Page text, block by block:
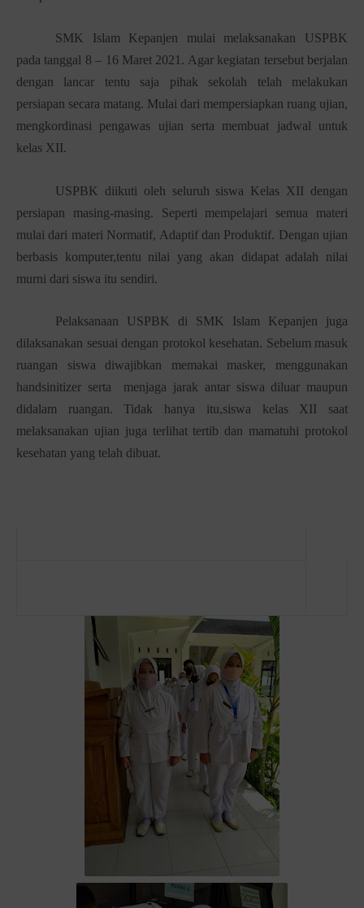
SMK Islam Kepanjen mulai melaksanakan USPBK
pada tanggal 8 – 16 Maret 2021. Agar kegiatan tersebut berjalan
dengan lancar tentu saja pihak sekolah telah melakukan
persiapan secara matang. Mulai dari mempersiapkan ruang ujian,
mengkordinasi pengawas ujian serta membuat jadwal untuk
kelas XII.
USPBK diikuti oleh seluruh siswa Kelas XII dengan
persiapan masing-masing. Seperti mempelajari semua materi
mulai dari materi Normatif, Adaptif dan Produktif. Dengan ujian
berbasis komputer,tentu nilai yang akan didapat adalah nilai
murni dari siswa itu sendiri.
Pelaksanaan USPBK di SMK Islam Kepanjen juga
dilaksanakan sesuai dengan protokol kesehatan. Sebelum masuk
ruangan siswa diwajibkan memakai masker, menggunakan
handsinitizer serta menjaga jarak antar siswa diluar maupun
didalam ruangan. Tidak hanya itu,siswa kelas XII saat
melaksanakan ujian juga terlihat tertib dan mamatuhi protokol
kesehatan yang telah dibuat.